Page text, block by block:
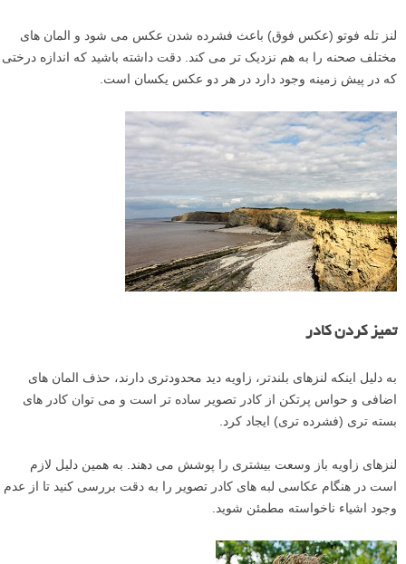
لنز تله فوتو (عکس فوق) باعث فشرده شدن عکس می شود و المان های
مختلف صحنه را به هم نزدیک تر می کند. دقت داشته باشید که اندازه درختی
که در پیش زمینه وجود دارد در هر دو عکس یکسان است.
تمیز کردن کادر
به دلیل اینکه لنزهای بلندتر، زاویه دید محدودتری دارند، حذف المان های
اضافی و حواس پرتکن از کادر تصویر ساده تر است و می توان کادر های
بسته تری (فشرده تری) ایجاد کرد.
لنزهای زاویه باز وسعت بیشتری را پوشش می دهند. به همین دلیل لازم
است در هنگام عکاسی لبه های کادر تصویر را به دقت بررسی کنید تا از عدم
وجود اشیاء ناخواسته مطمئن شوید.